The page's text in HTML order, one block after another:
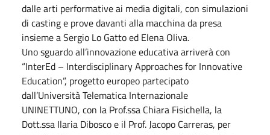
dalle arti performative ai media digitali, con simulazioni
di casting e prove davanti alla macchina da presa
insieme a Sergio Lo Gatto ed Elena Oliva.
Uno sguardo all’innovazione educativa arriverà con
“InterEd – Interdisciplinary Approaches for Innovative
Education”, progetto europeo partecipato
dall’Università Telematica Internazionale
UNINETTUNO, con la Prof.ssa Chiara Fisichella, la
Dott.ssa Ilaria Dibosco e il Prof. Jacopo Carreras, per